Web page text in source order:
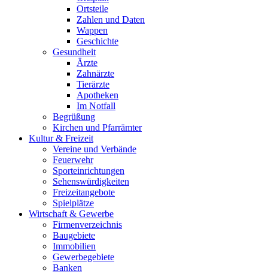
Ortsteile
Zahlen und Daten
Wappen
Geschichte
Gesundheit
Ärzte
Zahnärzte
Tierärzte
Apotheken
Im Notfall
Begrüßung
Kirchen und Pfarrämter
Kultur & Freizeit
Vereine und Verbände
Feuerwehr
Sporteinrichtungen
Sehenswürdigkeiten
Freizeitangebote
Spielplätze
Wirtschaft & Gewerbe
Firmenverzeichnis
Baugebiete
Immobilien
Gewerbegebiete
Banken